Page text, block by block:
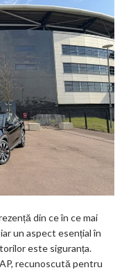
din ce în ce mai
un aspect esențial în
este siguranța.
recunoscută pentru